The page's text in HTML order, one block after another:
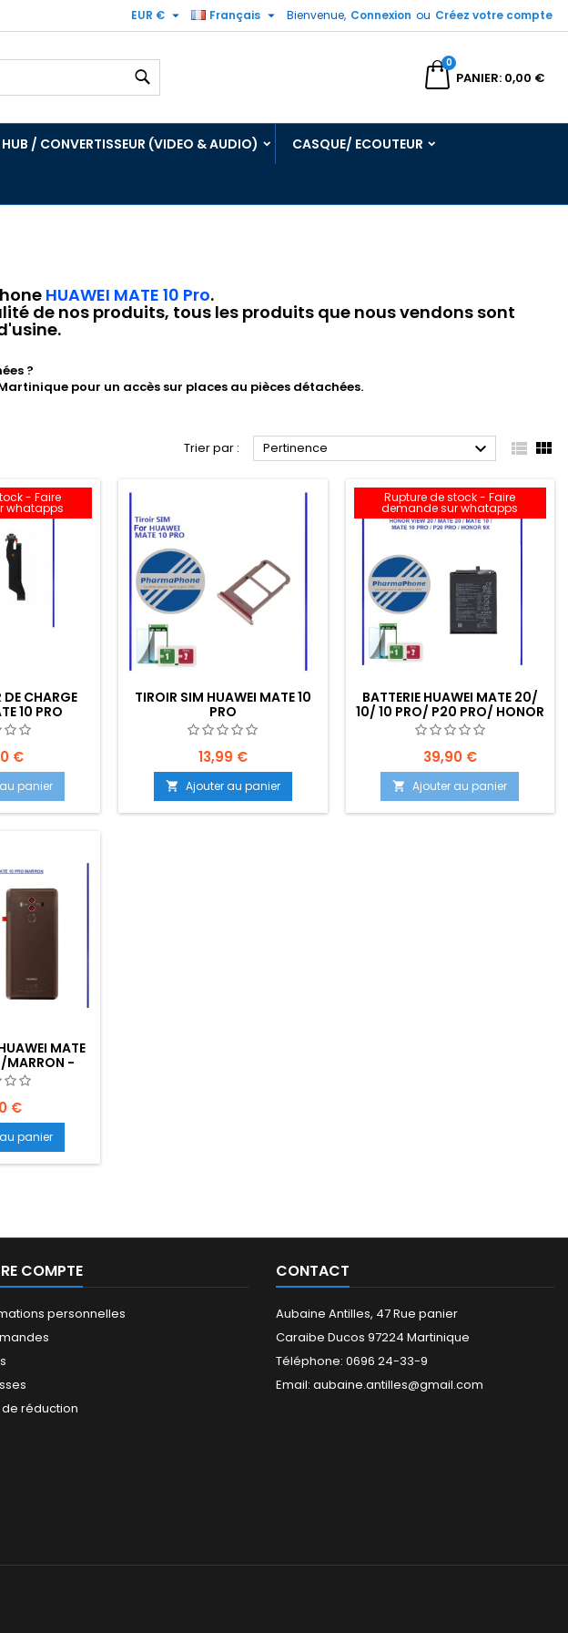
Bienvenue, Connexion ou Créez votre compte
Français 
EUR € 
PANIER
0
0,00 €
HUB / CONVERTISSEUR (VIDEO & AUDIO) CASQUE/ ECOUTEUR
HUAWEI MATE 10 Pro.
de nos produits, tous les produits que nous vendons sont
?
pour un accès sur places au pièces détachées.
Trier par : Pertinence   
- Faire
whatapps
DE CHARGE
10 PRO
€
panier
TIROIR SIM HUAWEI MATE 10
PRO
13,99 €
 Ajouter au panier
Rupture de stock - Faire
demande sur whatapps
BATTERIE HUAWEI MATE 20/
10/ 10 PRO/ P20 PRO/ HONOR
VIEW 20/ HONOR 9X
EMPLACEMENT: Z2-R5-E6
39,90 €
 Ajouter au panier
MATE
MARRON -
Z2 R15 E48
€
panier
COMPTE
personnelles
de réduction
CONTACT
Aubaine Antilles, 47 Rue panier
Caraibe Ducos 97224 Martinique
Téléphone: 0696 24-33-9
Email: aubaine.antilles@gmail.com